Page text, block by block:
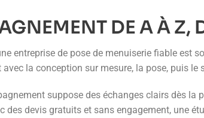
DE A À Z,
entreprise de pose de menuiserie fiable est
la conception sur mesure, la pose, puis le
suppose des échanges clairs dès la
des devis gratuits et sans engagement, une